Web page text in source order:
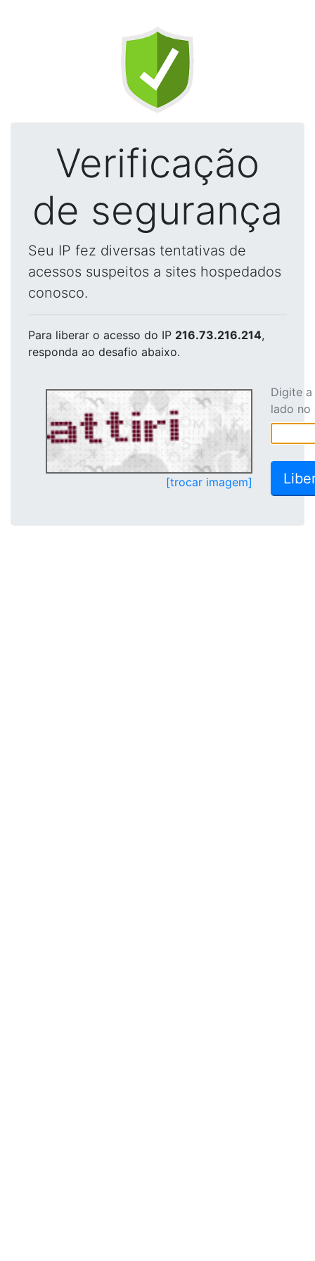
Verificação
de segurança
Seu IP fez diversas tentativas de
acessos suspeitos a sites hospedados
conosco.
Para liberar o acesso do IP 216.73.216.214,
responda ao desafio abaixo.
[trocar imagem]
Digite
lado no